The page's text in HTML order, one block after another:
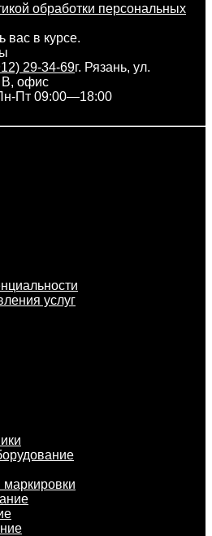
обработки персональных
вас в курсе.
29-34-69г. Рязань, ул.
B, офис
Пт 09:00—18:00
услуг